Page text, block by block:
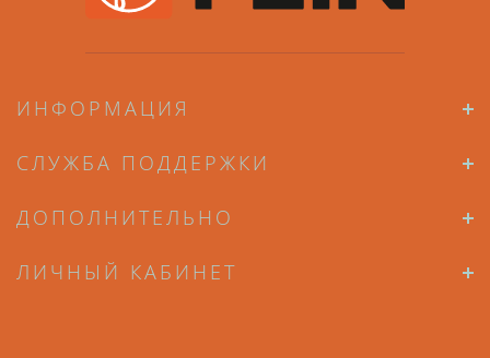
ИНФОРМАЦИЯ
СЛУЖБА ПОДДЕРЖКИ
ДОПОЛНИТЕЛЬНО
ЛИЧНЫЙ КАБИНЕТ